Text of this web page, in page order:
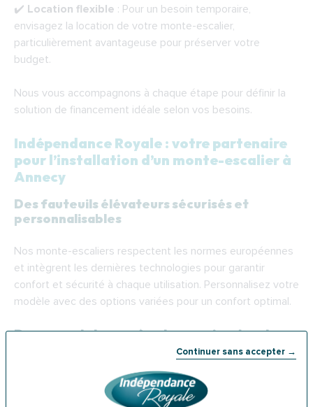
Continuer sans accepter →
✔️ Location flexible : Pour un besoin temporaire,
envisagez la location de votre monte-escalier,
particulièrement avantageuse pour préserver votre
budget.
Nous vous accompagnons à chaque étape pour définir la
solution de financement idéale selon vos besoins.
Indépendance Royale : votre partenaire
pour l’installation d’un monte-escalier à
Annecy
Des fauteuils élévateurs sécurisés et
personnalisables
Nos monte-escaliers respectent les normes européennes
et intègrent les dernières technologies pour garantir
confort et sécurité à chaque utilisation. Personnalisez votre
modèle avec des options variées pour un confort optimal.
Des experts locaux à votre service dans la
Nos installateurs locaux se déplacent rapidement pour
évaluer votre escalier et effectuer une installation soignée.